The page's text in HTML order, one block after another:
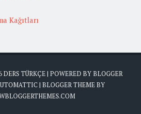
Kağıtları
DERS TÜRKÇE| POWERED BYBLOGGER
| BLOGGER THEME BY